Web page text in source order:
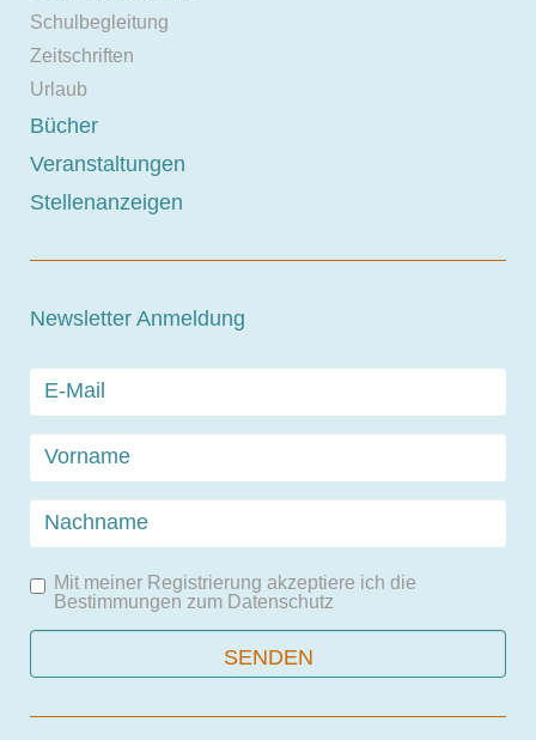
Schulbegleitung
Zeitschriften
Urlaub
Bücher
Veranstaltungen
Stellenanzeigen
Newsletter Anmeldung
Mit meiner Registrierung akzeptiere ich die
Bestimmungen zum Datenschutz